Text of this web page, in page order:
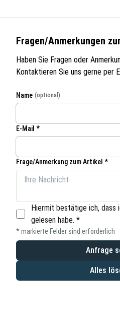
Fragen/Anmerkungen
Haben Sie Fragen oder
Kontaktieren Sie uns gerne per
Name (optional)
E-Mail *
Frage/Anmerkung zum Artikel *
Hiermit bestätige ich, dass
gelesen habe. *
* markierte Felder sind erforderlich
Alles
Anfrage